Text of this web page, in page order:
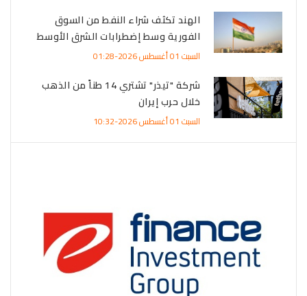
الهند تكثف شراء النفط من السوق
الفورية وسط إضطرابات الشرق الأوسط
السبت 01 أغسطس 2026-01:28
شركة "تيذر" تشتري 14 طناً من الذهب
خلال حرب إيران
السبت 01 أغسطس 2026-10:32